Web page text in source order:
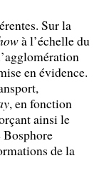
Sur la
à l’échelle du
en évidence.
, en fonction
ainsi le
de la